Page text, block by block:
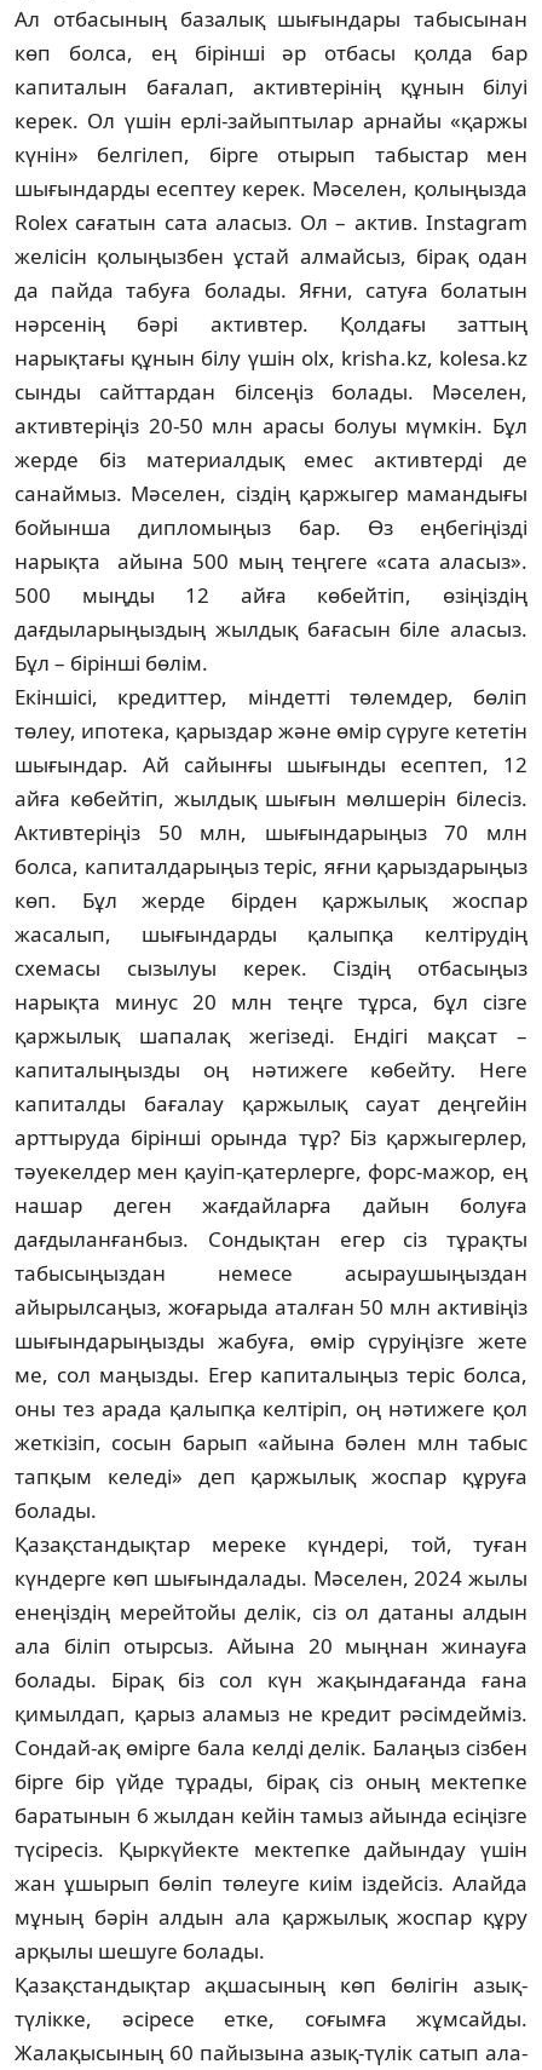
Ал отбасының базалық шығындары табы­сы­нан
көп болса, ең бірінші әр отбасы қолда бар
капиталын бағалап, активтерінің құнын білуі
керек. Ол үшін ерлі-зайыптылар арнайы «қаржы
күнін» белгілеп, бірге отырып табыстар мен
шығындарды есептеу керек. Мәселен, қо­лыңыз­да
Rolex сағатын сата аласыз. Ол – ак­тив. Instagram
желісін қолыңызбен ұстай ал­май­сыз, бірақ одан
да пайда табуға болады. Яғ­ни, сатуға болатын
нәрсенің бәрі активтер. Қол­дағы заттың
нарықтағы құнын білу үшін olx, krisha.kz, kolesa.kz
сынды сайттардан біл­сеңіз болады. Мәселен,
активтеріңіз 20-50 млн арасы болуы мүмкін. Бұл
жерде біз материал­дық емес активтерді де
санаймыз. Мәселен, сіз­дің қаржыгер мамандығы
бойынша дип­ло­мыңыз бар. Өз еңбегіңізді
нарықта айына 500 мың теңгеге «сата аласыз».
500 мыңды 12 айға кө­бейтіп, өзіңіздің
дағдыларыңыздың жылдық ба­ғасын біле аласыз.
Бұл – бірінші бөлім.
Екіншісі, кредиттер, міндетті төлемдер, бө­ліп
төлеу, ипотека, қарыздар және өмір сүру­ге кететін
шығындар. Ай сайынғы шығынды есеп­теп, 12
айға көбейтіп, жылдық шығын мөл­­шерін білесіз.
Активтеріңіз 50 млн, шы­ғын­дарыңыз 70 млн
болса, капиталдарыңыз теріс, яғни қарыздарыңыз
көп. Бұл жерде бірден қар­жылық жоспар
жасалып, шығындарды қа­лыпқа келтірудің
схемасы сызылуы керек. Сіз­дің отбасыңыз
нарықта минус 20 млн теңге тұр­са, бұл сізге
қаржылық шапалақ жегізеді. Ен­дігі мақсат –
капиталыңызды оң нәтижеге кө­бейту. Неге
капиталды бағалау қаржылық сауат деңгейін
арттыруда бірінші орында тұр? Біз қаржыгерлер,
тәуекелдер мен қауіп-қа­тер­лерге, форс-мажор, ең
нашар деген жағдайларға дайын болуға
дағдыланғанбыз. Сондықтан егер сіз тұрақты
табысыңыздан немесе асырау­шыңыз­дан
айырылсаңыз, жоғарыда аталған 50 млн активіңіз
шығындарыңызды жабуға, өмір сүруіңізге жете
ме, сол маңызды. Егер ка­пи­­талыңыз теріс болса,
оны тез арада қалыпқа кел­­тіріп, оң нәтижеге қол
жеткізіп, сосын ба­рып «айына бәлен млн табыс
тапқым келеді» деп қаржылық жоспар құруға
болады.
Қазақстандықтар мереке күндері, той, ту­ған
күндерге көп шығындалады. Мәселен, 2024 жы­лы
енеңіздің мерейтойы делік, сіз ол дата­ны алдын
ала біліп отырсыз. Айына 20 мыңнан жи­науға
болады. Бірақ біз сол күн жақында­ған­да ғана
қимылдап, қарыз аламыз не кредит рә­сімдейміз.
Сондай-ақ өмірге бала келді делік. Ба­лаңыз сізбен
бірге бір үйде тұрады, бірақ сіз оның мектепке
баратынын 6 жылдан кейін та­мыз айында есіңізге
түсіресіз. Қыркүйекте мек­тепке дайындау үшін
жан ұшырып бөліп тө­леуге киім іздейсіз. Алайда
мұның бәрін ал­дын ала қаржылық жоспар құру
арқылы ше­шуге болады.
Қазақстандықтар ақшасының көп бөлігін азық-
түлікке, әсіресе етке, соғымға жұмсайды.
Жалақысының 60 пайызына азық-түлік сатып ала­